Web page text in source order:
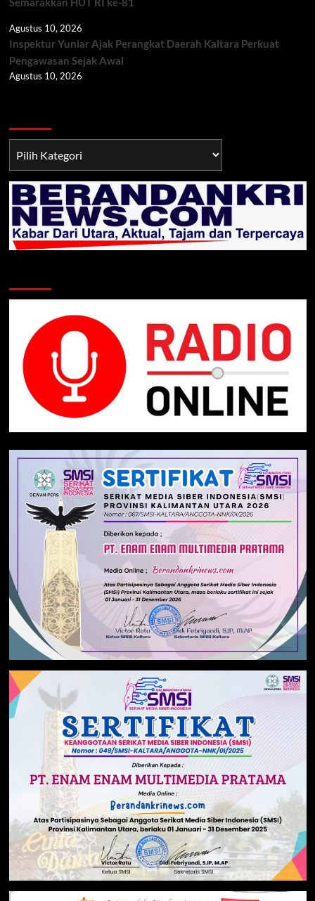
Agustus 10, 2026
Inspektur Yuniar Ajak Perangkat Daerah Kaltara Perkuat
Pengawasan Sejak Awal
Agustus 10, 2026
TNI/POLRI